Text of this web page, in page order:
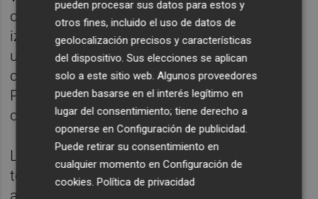
contigua, el jamaicano lo hacía con la
izquierda. Cada diez metros sus cuerpos se
unían, un ligero roce, la incertidumbre de un
choque, pero no hubo problemas y
Parchment se llevó el triunfo con tres
centésimas de ventaja.
Llopis pasó por puestos -los tres primeros
tenían una plaza en las semifinales- y
alcanzó el primero de sus objetivos. Ahora,
pueden procesar sus datos para estos y
otros fines, incluido el uso de datos de
geolocalización precisos y características
del dispositivo. Sus elecciones se aplican
solo a este sitio web. Algunos proveedores
pueden basarse en el interés legítimo en
lugar del consentimiento; tiene derecho a
oponerse enConfiguración de publicidad
Puede retirar su consentimiento en
cualquier momento enConfiguración de
cookies .Política de privacidad